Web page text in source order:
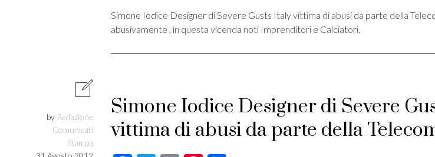
Simone Iodice Designer di Severe Gusts Italy vittima di abusi da parte della
abusivamente , in questa vicenda noti Imprenditori e Calciatori.
by Redazione
Comunicati
Stampa
Simone Iodice Designer di Severe
vittima di abusi da parte della